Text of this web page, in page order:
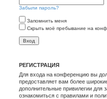
Забыли пароль?
Запомнить меня
Скрыть моё пребывание на
РЕГИСТРАЦИЯ
Для входа на конференцию вы
предоставляет вам более
дополнительные привилегии для
ознакомиться с правилами и